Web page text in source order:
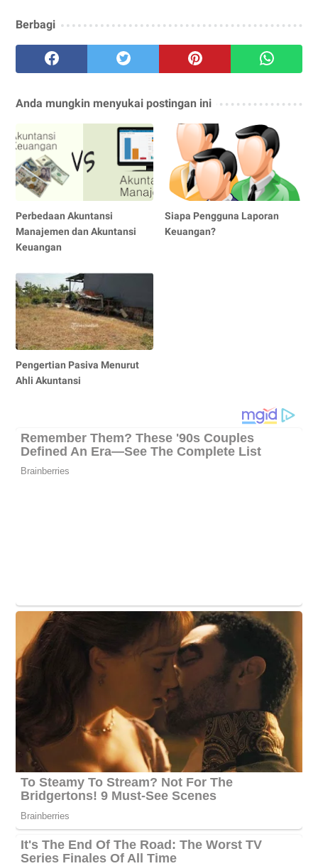
Berbagi
Anda mungkin menyukai postingan ini
Perbedaan Akuntansi
Manajemen dan Akuntansi
Keuangan
Siapa Pengguna Laporan
Keuangan?
Pengertian Pasiva Menurut
Ahli Akuntansi